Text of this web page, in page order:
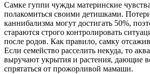
Самке гуппи чужды материнские
полакомиться своими детишками.
каннибализма могут достигать 50%,
стараются строго контролировать
после родов. Как правило, самку
Если семейство расселить некуда, то
выручают укрытия и растения, дающие
спрятаться от прожорливой мамаши.